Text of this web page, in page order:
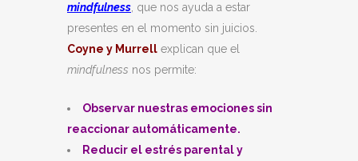
mindfulness , que nos ayuda a estar
presentes en el momento sin juicios.
Coyne y Murrell explican que el
mindfulness nos permite:
Observar nuestras emociones sin
reaccionar automáticamente.
Reducir el estrés parental y